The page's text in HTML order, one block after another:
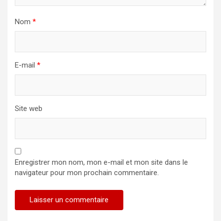
Nom *
E-mail *
Site web
Enregistrer mon nom, mon e-mail et mon site dans le
navigateur pour mon prochain commentaire.